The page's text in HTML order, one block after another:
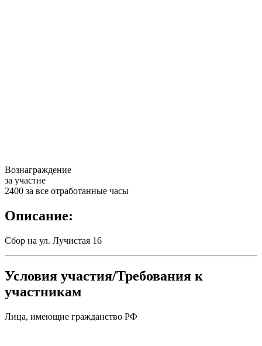
Вознаграждение
за участие
2400 за все отработанные часы
Описание:
Сбор на ул. Лучистая 16
Условия участия/Требования к
участникам
Лица, имеющие гражданство РФ